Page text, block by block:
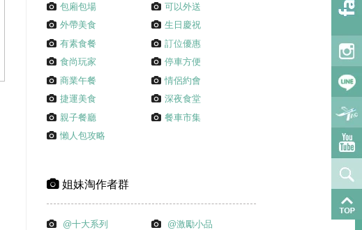
包廂包場
可以外送
外帶美食
生日慶祝
有素食餐
訂位優惠
食尚玩家
停車方便
商業午餐
情侶約會
捷運美食
深夜食堂
親子餐廳
餐車市集
懶人包攻略
姐妹淘作者群
@十大系列
@激勵小品